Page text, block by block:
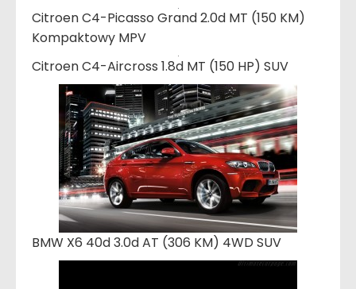
Citroen C4-Picasso Grand 2.0d MT (150 KM)
Kompaktowy MPV
Citroen C4-Aircross 1.8d MT (150 HP) SUV
BMW X6 40d 3.0d AT (306 KM) 4WD SUV